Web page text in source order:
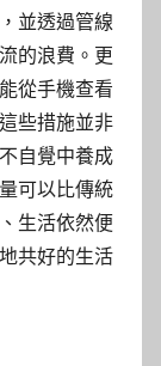
並透過管線
的浪費。更
從手機查看
些措施並非
自覺中養成
可以比傳統
生活依然便
共好的生活